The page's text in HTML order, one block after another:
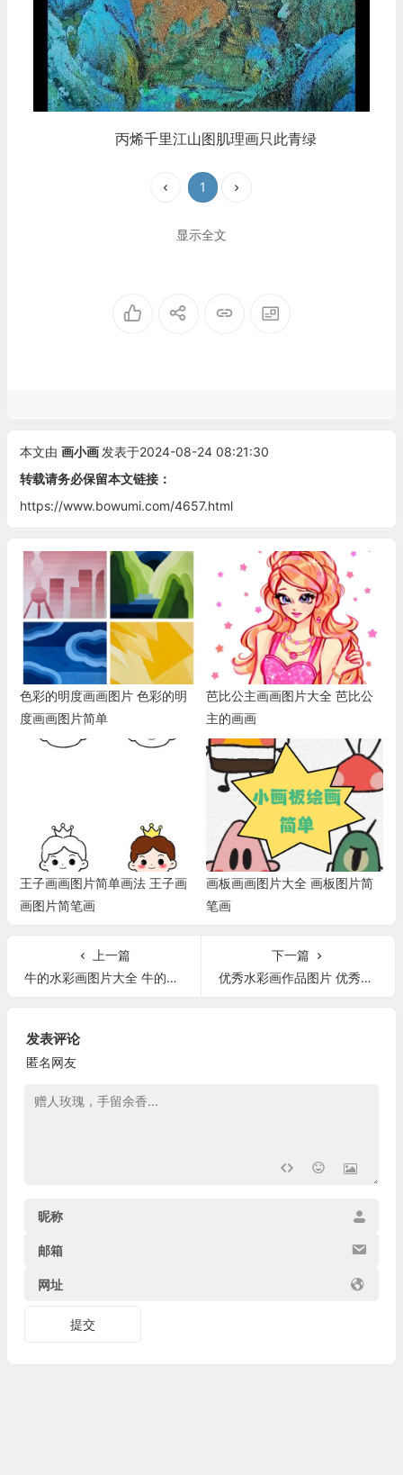
丙烯千里江山图肌理画只此青绿
1
显示全文
本文由 画小画 发表于2024-08-24 08:21:30
转载请务必保留本文链接：
https://www.bowumi.com/4657.html
色彩的明度画画图片 色彩的明
度画画图片简单
芭比公主画画图片大全 芭比公
主的画画
王子画画图片简单画法 王子画
画图片简笔画
画板画画图片大全 画板图片简
笔画
上一篇
牛的水彩画图片大全 牛的水彩画简笔画
下一篇
优秀水彩画作品图片 优秀水彩画作品图片欣赏
发表评论
匿名网友
昵称
邮箱
网址
提交